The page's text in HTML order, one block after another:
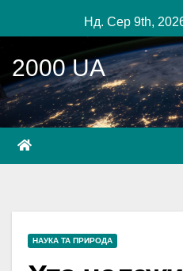
до
вмісту
Нд. Сер 9th,
2000 UA
НАУКА ТА ПРИРОДА